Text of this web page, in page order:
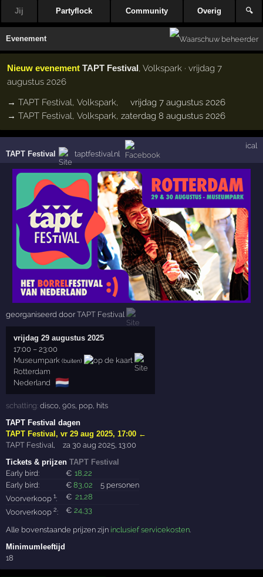
Jij Partyflock Community Overig 🔍
Evenement
Nieuw evenement TAPT Festival, Volkspark · vrijdag 7
augustus 2026
→TAPT Festival,Volkspark,
vrijdag 7 augustus 2026
→TAPT Festival,Volkspark,zaterdag 8 augustus 2026
TAPT Festival taptfestival.nl
ical
georganiseerd doorTAPT Festival
vrijdag 29 augustus 2025
17:00 –23:00
Museumpark (buiten)
Rotterdam
Nederland
🇳🇱
schatting:disco ,90s pop hits
TAPT Festival dagen
TAPT Festival ,vr 29 aug 2025, 17:00 ←
TAPT Festival,
za 30 aug 2025, 13:00
Tickets & prijzenTAPT Festival
Early bird:
€ 18,22
Early bird:
€83,02
5 personen
Voorverkoop1: € 21,28
Voorverkoop2: € 24,33
Alle bovenstaande prijzen zijn inclusief servicekosten
Minimumleeftijd
18